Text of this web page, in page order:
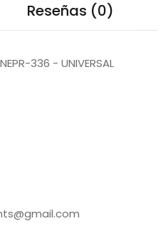
Reseñas (0)
336 - UNIVERSAL